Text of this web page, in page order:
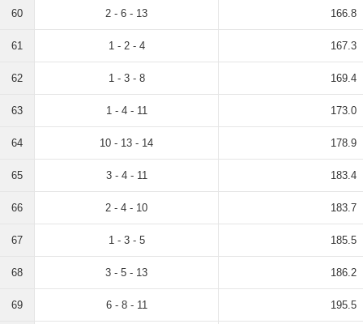
60 2 - 6 - 13 166.8
61 1 - 2 - 4 167.3
62 1 - 3 - 8 169.4
63 1 - 4 - 11 173.0
64 10 - 13 - 14 178.9
65 3 - 4 - 11 183.4
66 2 - 4 - 10 183.7
67 1 - 3 - 5 185.5
68 3 - 5 - 13 186.2
69 6 - 8 - 11 195.5